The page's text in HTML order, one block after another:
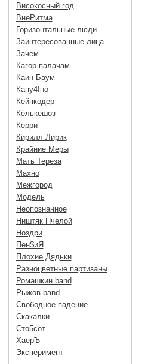
Високосный год
ВнеРитма
Горизонтальные люди
Заинтересованные лица
Зачем
Кагор палачам
Каин Баум
Капу4!но
Кейпкодер
Кёлькёшоз
Керри
Кирилл Лирик
Крайние Меры
Мать Тереза
Махно
Межгород
Модель
Неопознанное
Ништяк Пчелой
Ноздри
Пен$иЯ
Плохие Дядьки
Разноцветные партизаны
Ромашкин band
Рыжов band
Свободное падение
Скакалки
Сто5сот
ХаерЪ
Эксперимент